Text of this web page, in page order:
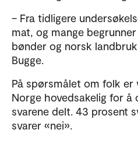
– Fra tidligere
mat, og mange
bønder og norsk
Bugge.
På spørsmålet om folk
Norge hovedsakelig for
svarene delt. 43 prosent
svarer «nei».